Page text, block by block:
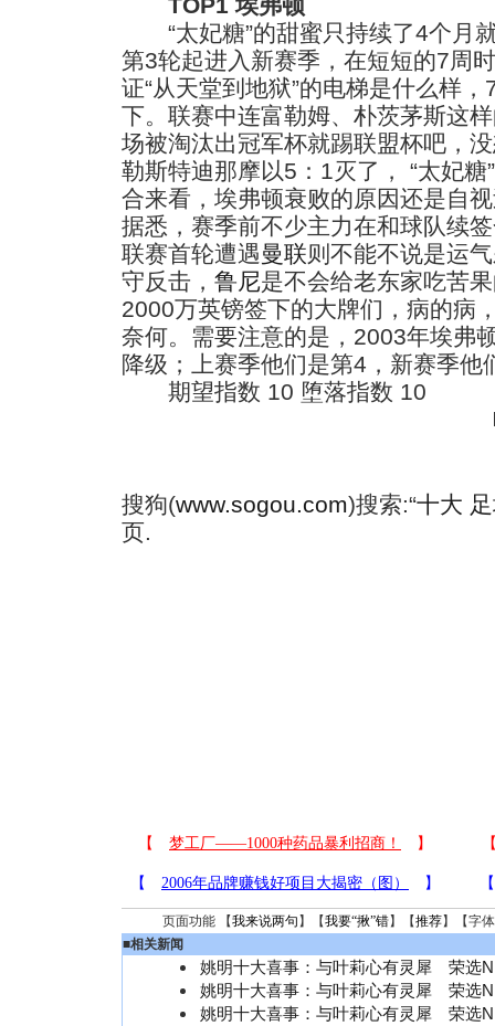
“太妃糖”的甜蜜只持续了4个月
第3轮起进入新赛季，在短短的7周
证“从天堂到地狱”的电梯是什么样
下。联赛中连富勒姆、朴茨茅斯这
场被淘汰出冠军杯就踢联盟杯吧，
勒斯特迪那摩以5：1灭了， “太妃
合来看，埃弗顿衰败的原因还是自
据悉，赛季前不少主力在和球队续
联赛首轮遭遇曼联则不能不说是运
守反击， 鲁尼是不会给老东家吃苦
2000万英镑签下的大牌们，病的病
奈何。需要注意的是，2003年埃弗
降级；上赛季他们是第4，新赛季他
期望指数 10 堕落指数 10
搜狗(www.sogou.com)搜索:“十大
页.
页面功能 【我来说两句 】【我要“揪”错】【推荐】【字
■相关新闻
姚明十大喜事：与叶莉心有灵犀 荣选
姚明十大喜事：与叶莉心有灵犀 荣选
姚明十大喜事：与叶莉心有灵犀 荣选